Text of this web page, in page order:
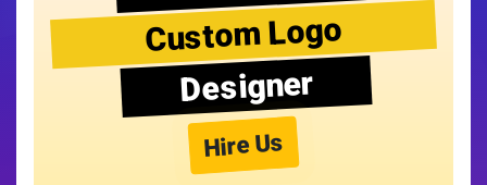
Custom Logo
Designer
Hire Us